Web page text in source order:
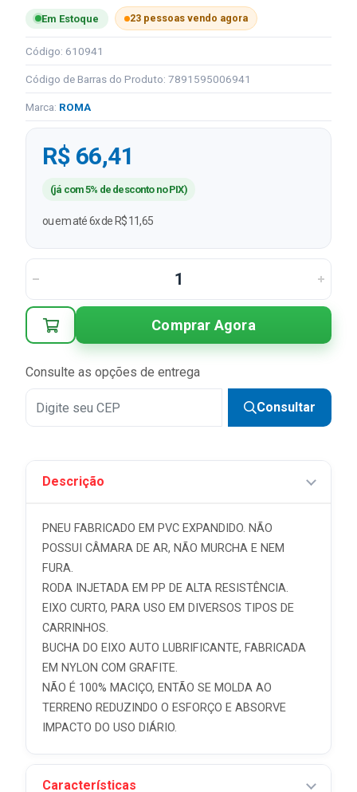
Em Estoque 23 pessoas vendo agora
Código: 610941
Código de Barras do Produto: 7891595006941
Marca: ROMA
R$ 66,41
(já com 5% de desconto no PIX)
ou em até 6x de R$ 11,65
Comprar Agora
Consulte as opções de entrega
Consultar
Descrição
PNEU FABRICADO EM PVC EXPANDIDO. NÃO
POSSUI CÂMARA DE AR, NÃO MURCHA E NEM
FURA.
RODA INJETADA EM PP DE ALTA RESISTÊNCIA.
EIXO CURTO, PARA USO EM DIVERSOS TIPOS DE
CARRINHOS.
BUCHA DO EIXO AUTO LUBRIFICANTE, FABRICADA
EM NYLON COM GRAFITE.
NÃO É 100% MACIÇO, ENTÃO SE MOLDA AO
TERRENO REDUZINDO O ESFORÇO E ABSORVE
IMPACTO DO USO DIÁRIO.
Características